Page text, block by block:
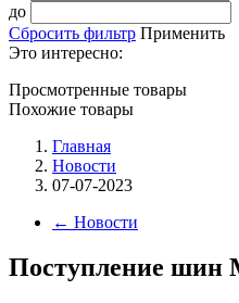
до
Сбросить фильтр Применить
Это интересно:
Просмотренные товары
Похожие товары
Главная
Новости
07-07-2023
← Новости
Поступление шин